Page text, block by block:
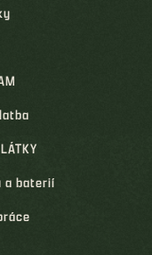
a baterií